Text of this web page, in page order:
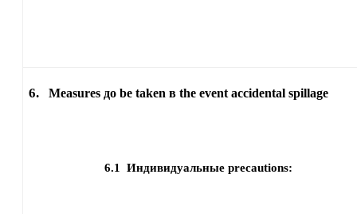
6. Measures до be taken в the event accidental spillage
6.1 Индивидуальные precautions: